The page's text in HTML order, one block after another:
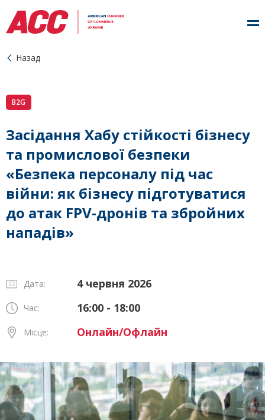
Назад
B2G
Засідання Хабу стійкості бізнесу
та промислової безпеки
«Безпека персоналу під час
війни: як бізнесу підготуватися
до атак FPV-дронів та збройних
нападів»
Дата: 4 червня 2026
Час: 16:00 - 18:00
Місце: Онлайн/Офлайн